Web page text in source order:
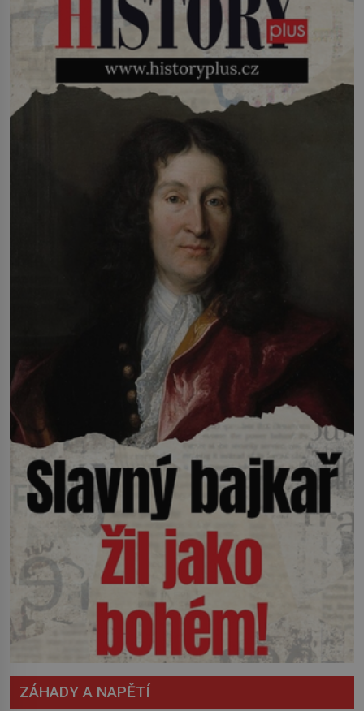
génius obětuje vše – čas, rodinu i sám
sebe. Američan Robert William Kearns
(1927–2005), který během vlastní
svatby přijde […]
ZÁHADY A NAPĚTÍ